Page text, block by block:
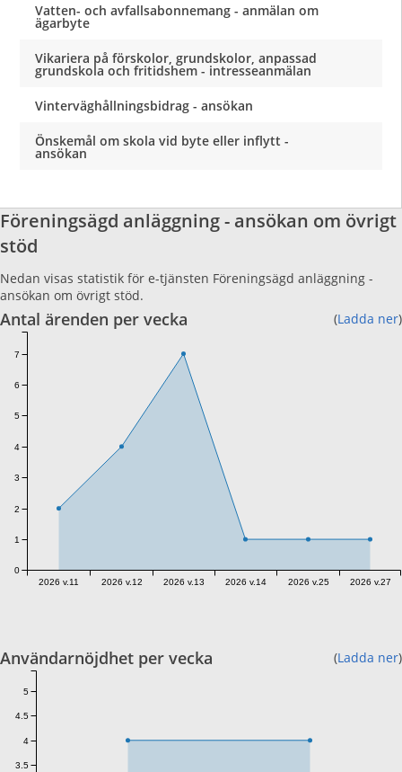
Vatten- och avfallsabonnemang - anmälan om
ägarbyte
Vikariera på förskolor, grundskolor, anpassad
grundskola och fritidshem - intresseanmälan
Vinterväghållningsbidrag - ansökan
Önskemål om skola vid byte eller inflytt -
ansökan
Föreningsägd anläggning - ansökan om övrigt
stöd
Nedan visas statistik för e-tjänsten Föreningsägd anläggning -
ansökan om övrigt stöd.
Antal ärenden per vecka (Ladda ner)
2026 v.11 2026 v.12 2026 v.13 2026 v.14 2026 v.25 2026 v.27
0
1
2
3
4
5
6
7
Användarnöjdhet per vecka (Ladda ner)
3.5
4
4.5
5